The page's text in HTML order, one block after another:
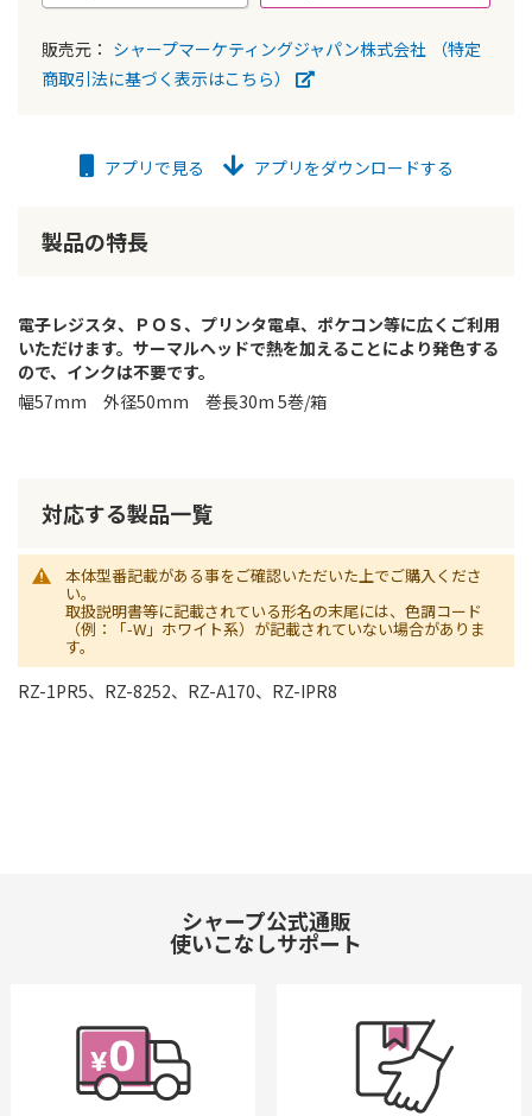
販売元： シャープマーケティングジャパン株式会社
（特定
商取引法に基づく表示はこちら）
アプリで見る アプリをダウンロードする
製品の特長
電子レジスタ、ＰＯＳ、プリンタ電卓、ポケコン等に広くご利用
いただけます。サーマルヘッドで熱を加えることにより発色する
ので、インクは不要です。
幅57mm 外径50mm 巻長30m 5巻/箱
対応する製品一覧
本体型番記載がある事をご確認いただいた上でご購入くださ
い。
取扱説明書等に記載されている形名の末尾には、色調コード
（例：「-W」ホワイト系）が記載されていない場合がありま
す。
RZ-1PR5、RZ-8252、RZ-A170、RZ-IPR8
シャープ公式通販
使いこなしサポート